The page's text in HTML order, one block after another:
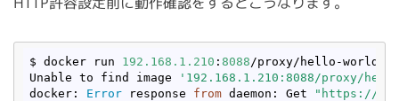
$ docker run 192.168 .1 .210 : 8088 /proxy/hello-world
Unable to find image
'192.168.1.210:8088/proxy/
docker: Error response from daemon: Get "https://